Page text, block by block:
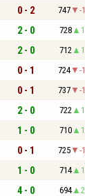
0 - 2 747 -
2 - 0 728
2 - 0 712
0 - 1 724 -
0 - 1 737 -
2 - 0 722
1 - 0 710
0 - 1 725 -
1 - 0 714
4 - 0 694